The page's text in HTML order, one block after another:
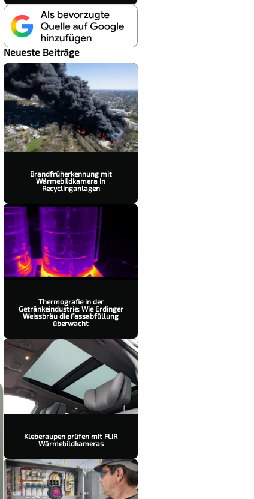
Neueste Beiträge
Brandfrüherkennung mit
Wärmebildkamera in
Recyclinganlagen
Thermografie in der
Getränkeindustrie: Wie Erdinger
Weissbräu die Fassabfüllung
überwacht
Kleberaupen prüfen mit FLIR
Wärmebildkameras